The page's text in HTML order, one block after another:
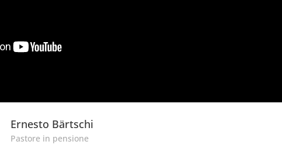
Ernesto Bärtschi
Pastore in pensione